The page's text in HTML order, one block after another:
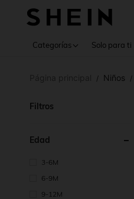
Categorías Solo para ti
/ Niños /
Filtros
Edad
3-6M
6-9M
9-12M